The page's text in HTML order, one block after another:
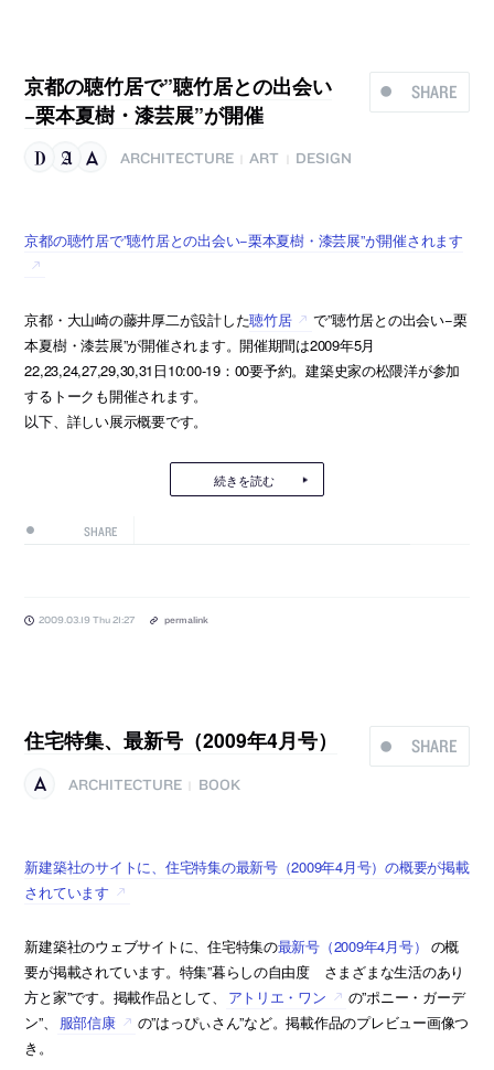
SHARE
京都の聴竹居で”聴竹居との出会い
−栗本夏樹・漆芸展”が開催
ARCHITECTURE ART DESIGN
京都の聴竹居で”聴竹居との出会い−栗本夏樹・漆芸展”が開催されます
京都・大山崎の藤井厚二が設計した聴竹居
で”聴竹居との出会い−栗
本夏樹・漆芸展”が開催されます。開催期間は2009年5月
22,23,24,27,29,30,31日10:00-19：00要予約。建築史家の松隈洋が参加
するトークも開催されます。
以下、詳しい展示概要です。
続きを読む
SHARE
2009.03.19 Thu 21:27 permalink
SHARE
住宅特集、最新号（2009年4月号）
ARCHITECTURE BOOK
新建築社のサイトに、住宅特集の最新号（2009年4月号）の概要が掲載
されています
新建築社のウェブサイトに、住宅特集の最新号（2009年4月号） の概
要が掲載されています。特集”暮らしの自由度 さまざまな生活のあり
方と家”です。掲載作品として、
アトリエ・ワン
の”ポニー・ガーデ
ン”、
服部信康
の”はっぴぃさん”など。掲載作品のプレビュー画像つ
き。